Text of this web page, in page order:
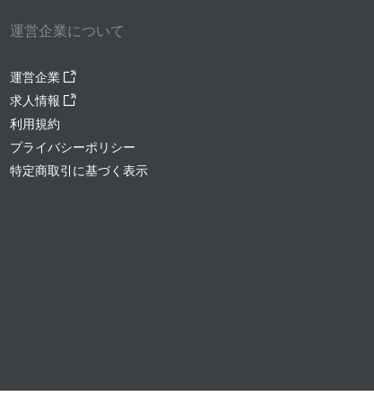
運営企業について
運営企業
求人情報
利用規約
プライバシーポリシー
特定商取引に基づく表示